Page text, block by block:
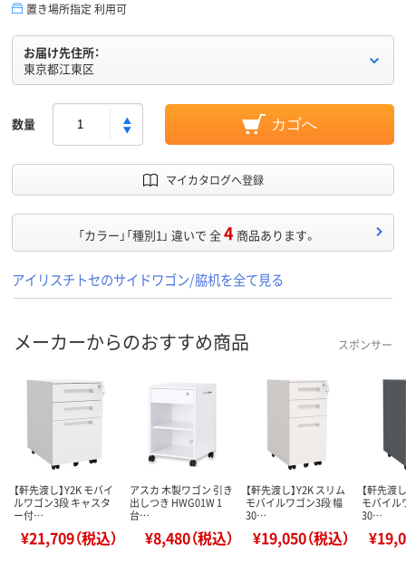
置き場所指定 利用可
お届け先住所：
東京都江東区
数量 カゴへ
マイカタログへ登録
「カラー」「種別1」 違いで 全4 商品あります。
アイリスチトセのサイドワゴン/脇机を全て見る
メーカーからのおすすめ商品 スポンサー
【軒先渡し】Y2K モバイ
ルワゴン3段 キャスタ
ー付…
¥21,709（税込）
アスカ 木製ワゴン 引き
出しつき HWG01W 1
台…
¥8,480（税込）
【軒先渡し】Y2K スリム
モバイルワゴン3段 幅
30…
¥19,050（税込）
【軒先渡
モバイル
30…